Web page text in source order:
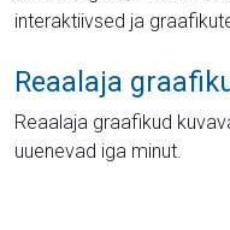
interaktiivsed ja
Reaalaja
Reaalaja graafikud
uuenevad iga minut.